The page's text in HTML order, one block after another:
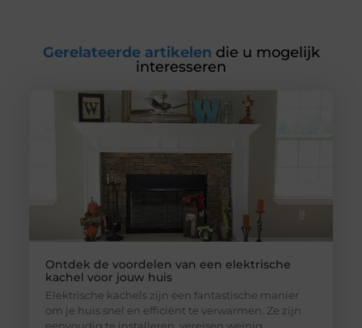
Gerelateerde artikelen die u mogelijk
interesseren
Ontdek de voordelen van een elektrische
kachel voor jouw huis
Elektrische kachels zijn een fantastische manier
om je huis snel en efficiënt te verwarmen. Ze zijn